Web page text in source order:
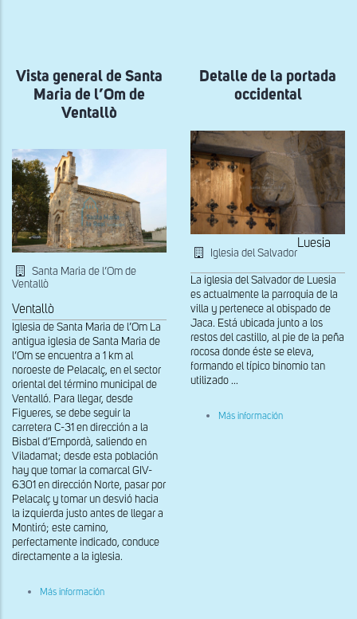
navegación
Vista general de Santa
Maria de l’Om de
Ventallò
Santa Maria de l’Om de
Ventallò
Ventallò
Iglesia de Santa Maria de l’Om La
antigua iglesia de Santa Maria de
l’Om se encuentra a 1 km al
noroeste de Pelacalç, en el sector
oriental del término municipal de
Ventalló. Para llegar, desde
Figueres, se debe seguir la
carretera C-31 en dirección a la
Bisbal d’Empordà, saliendo en
Viladamat; desde esta población
hay que tomar la comarcal GIV-
6301 en dirección Norte, pasar por
Pelacalç y tomar un desvió hacia
la izquierda justo antes de llegar a
Montiró; este camino,
perfectamente indicado, conduce
directamente a la iglesia.
Más información
Detalle de la portada
occidental
Iglesia del Salvador
Luesia
La iglesia del Salvador de Luesia
es actualmente la parroquia de la
villa y pertenece al obispado de
Jaca. Está ubicada junto a los
restos del castillo, al pie de la peña
rocosa donde éste se eleva,
formando el típico binomio tan
utilizado ...
Más información